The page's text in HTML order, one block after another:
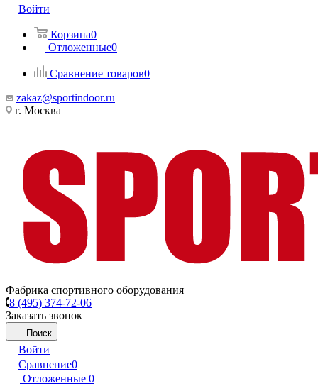
Войти
Корзина0
Отложенные0
Сравнение товаров0
zakaz@sportindoor.ru
г. Москва
Фабрика спортивного оборудования
8 (495) 374-72-06
Заказать звонок
Поиск
Войти
Сравнение0
Отложенные 0